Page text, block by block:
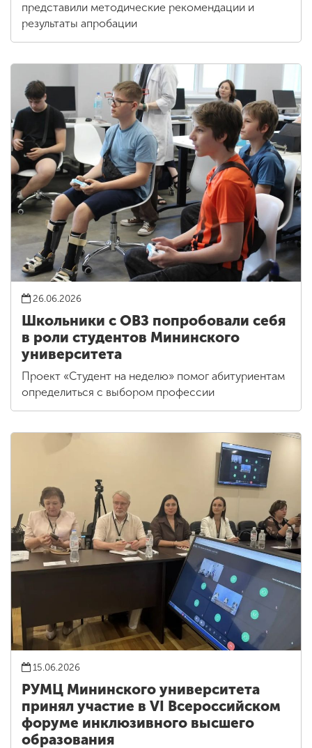
представили методические рекомендации и
результаты апробации
26.06.2026
Школьники с ОВЗ попробовали себя
в роли студентов Мининского
университета
Проект «Студент на неделю» помог абитуриентам
определиться с выбором профессии
15.06.2026
РУМЦ Мининского университета
принял участие в VI Всероссийском
форуме инклюзивного высшего
образования